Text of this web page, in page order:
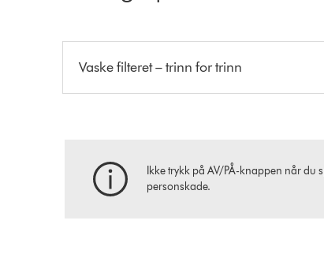
Vaske filteret – trinn for trinn
Ikke trykk på AV/PÅ-knappen når
personskade.